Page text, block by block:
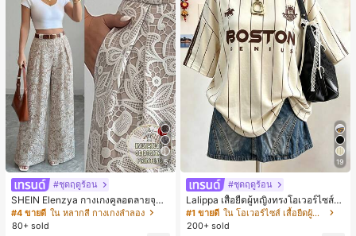
5
#ชุดฤดูร้อน
SHEIN Elenzya กางเกงคูลอตลายจุดเ
อวสูงแบบใหม่สำหรับฤดูใบไม้ผลิ/ฤดูร้อ
น, สไตล์หรูหราเหมาะสำหรับใส่ในชีวิต
ประจำวันและทำงาน, ให้ความรู้สึกวินเ
#4 ขายดี ใน หลากสี กางเกงลำลอง
80+ sold
19
#ชุดฤดูร้อน
Lalippa เสื้อยืดผู้หญิงทรงโอเวอร์ไซส์ค
วามยาวกลาง คอกลม ไหล่ตก ลายพิมพ์
ตัวอักษรและลายทางแนวตั้ง สไตล์แฟชั่
นมินิมอล ของขวัญให้เพื่อน
#1 ขายดี
ใน โอเวอร์ไซส์ เสื้อยืดผู้หญิง
200+ sold